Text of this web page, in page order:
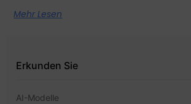
Mehr Lesen
Erkunden Sie
AI-Modelle